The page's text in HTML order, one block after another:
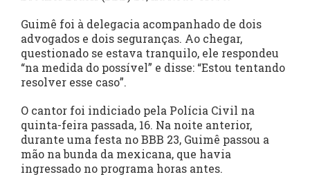
Guimê foi à delegacia acompanhado de dois
advogados e dois seguranças. Ao chegar,
questionado se estava tranquilo, ele respondeu
“na medida do possível” e disse: “Estou tentando
resolver esse caso”.
O cantor foi indiciado pela Polícia Civil na
quinta-feira passada, 16. Na noite anterior,
durante uma festa no BBB 23, Guimê passou a
mão na bunda da mexicana, que havia
ingressado no programa horas antes.